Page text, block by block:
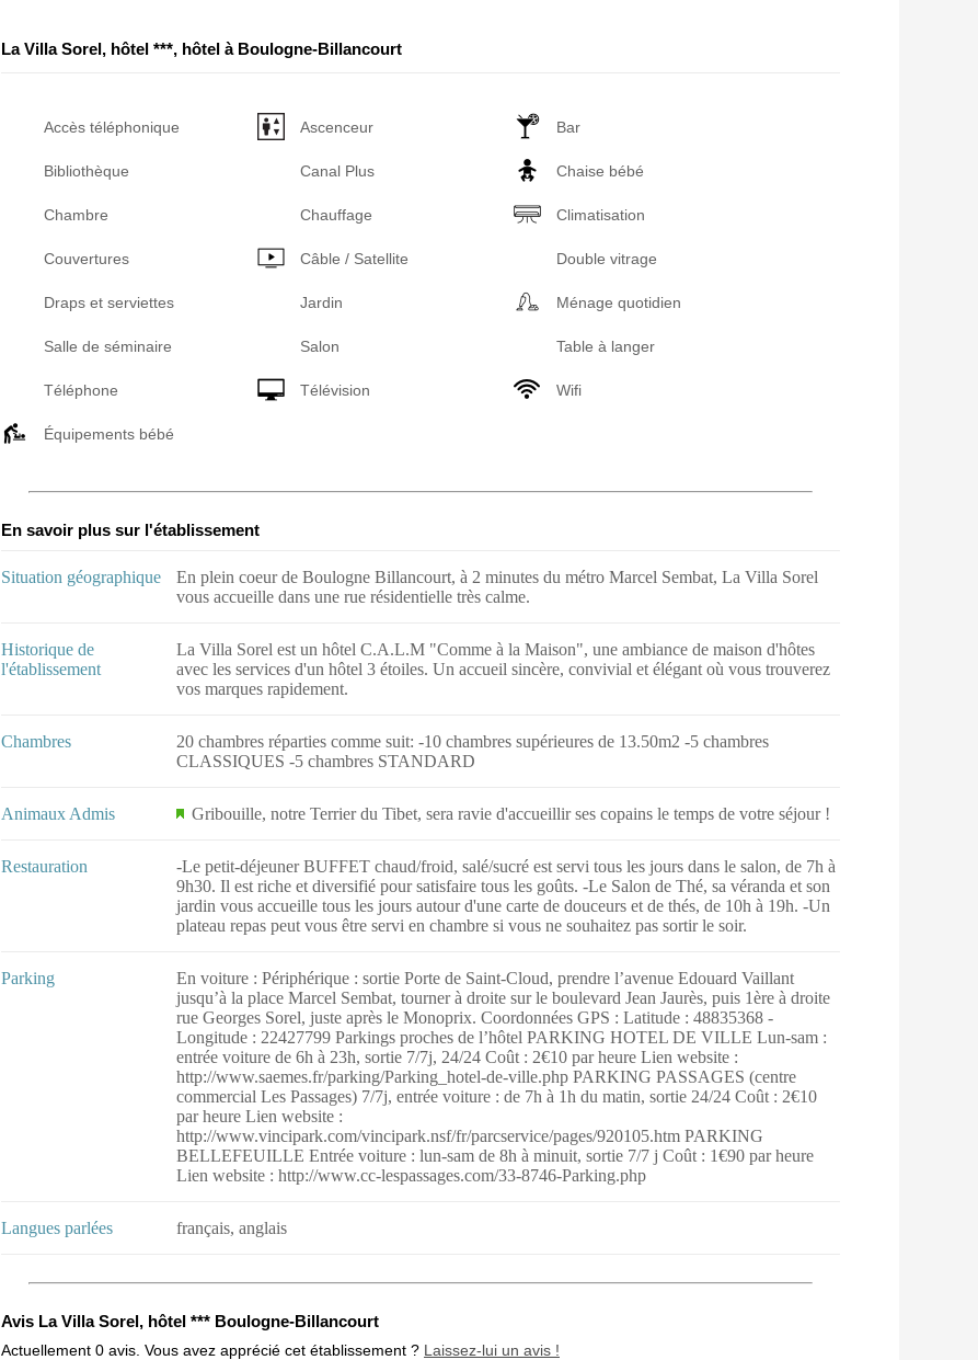
La Villa Sorel, hôtel ***, hôtel à Boulogne-Billancourt
Accès téléphonique Ascenceur Bar
Bibliothèque Canal Plus Chaise bébé
Chambre Chauffage Climatisation
Couvertures Câble / Satellite Double vitrage
Draps et serviettes Jardin Ménage quotidien
Salle de séminaire Salon Table à langer
Téléphone Télévision Wifi
Équipements bébé
En savoir plus sur l'établissement
Situation géographique
En plein coeur de Boulogne Billancourt, à 2 minutes du métro Marcel Sembat, La Villa Sorel
vous accueille dans une rue résidentielle très calme.
Historique de
l'établissement
La Villa Sorel est un hôtel C.A.L.M "Comme à la Maison", une ambiance de maison d'hôtes
avec les services d'un hôtel 3 étoiles. Un accueil sincère, convivial et élégant où vous trouverez
vos marques rapidement.
Chambres
20 chambres réparties comme suit: -10 chambres supérieures de 13.50m2 -5 chambres
CLASSIQUES -5 chambres STANDARD
Animaux Admis Gribouille, notre Terrier du Tibet, sera ravie d'accueillir ses copains le temps de votre séjour !
Restauration
-Le petit-déjeuner BUFFET chaud/froid, salé/sucré est servi tous les jours dans le salon, de 7h à
9h30. Il est riche et diversifié pour satisfaire tous les goûts. -Le Salon de Thé, sa véranda et son
jardin vous accueille tous les jours autour d'une carte de douceurs et de thés, de 10h à 19h. -Un
plateau repas peut vous être servi en chambre si vous ne souhaitez pas sortir le soir.
Parking
En voiture : Périphérique : sortie Porte de Saint-Cloud, prendre l’avenue Edouard Vaillant
jusqu’à la place Marcel Sembat, tourner à droite sur le boulevard Jean Jaurès, puis 1ère à droite
rue Georges Sorel, juste après le Monoprix. Coordonnées GPS : Latitude : 48835368 -
Longitude : 22427799 Parkings proches de l’hôtel PARKING HOTEL DE VILLE Lun-sam :
entrée voiture de 6h à 23h, sortie 7/7j, 24/24 Coût : 2€10 par heure Lien website :
http://www.saemes.fr/parking/Parking_hotel-de-ville.php PARKING PASSAGES (centre
commercial Les Passages) 7/7j, entrée voiture : de 7h à 1h du matin, sortie 24/24 Coût : 2€10
par heure Lien website :
http://www.vincipark.com/vincipark.nsf/fr/parcservice/pages/920105.htm PARKING
BELLEFEUILLE Entrée voiture : lun-sam de 8h à minuit, sortie 7/7 j Coût : 1€90 par heure
Lien website : http://www.cc-lespassages.com/33-8746-Parking.php
Langues parlées français, anglais
Avis La Villa Sorel, hôtel *** Boulogne-Billancourt
Actuellement 0 avis. Vous avez apprécié cet établissement ? Laissez-lui un avis !